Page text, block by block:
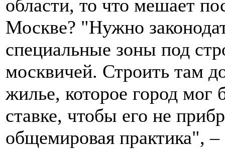
области, то что мешает
Москве? "Нужно
специальные зоны под
москвичей. Строить там
жилье, которое город мог
ставке, чтобы его не
общемировая практика", –